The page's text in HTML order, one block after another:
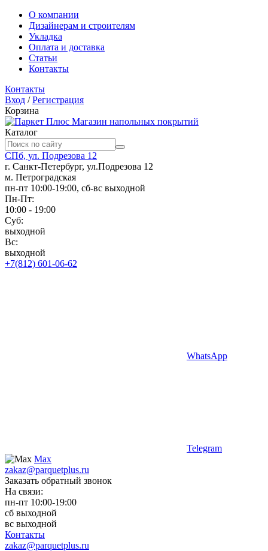
О компании
Дизайнерам и строителям
Укладка
Оплата и доставка
Статьи
Контакты
Контакты
Вход /Регистрация
Корзина
Магазин напольных покрытий
Каталог
СПб, ул. Подрезова 12
г. Санкт-Петербург, ул.Подрезова 12
м. Петроградская
пн-пт 10:00-19:00, сб-вс выходной
Пн-Пт:
10:00 - 19:00
Суб:
выходной
Вс:
выходной
+7(812) 601-06-62
WhatsApp
Telegram
Max
zakaz@parquetplus.ru
Заказать обратный звонок
На связи:
пн-пт 10:00-19:00
сб выходной
вс выходной
Контакты
zakaz@parquetplus.ru